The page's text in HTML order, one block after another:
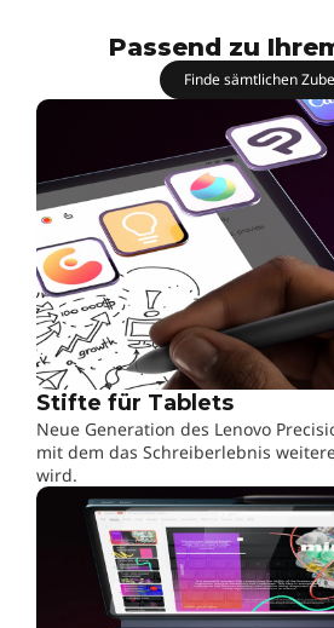
Passend zu
Finde sämtlichen
Stifte für Tablets
Neue Generation des Lenovo
mit dem das Schreiberlebnis
wird.